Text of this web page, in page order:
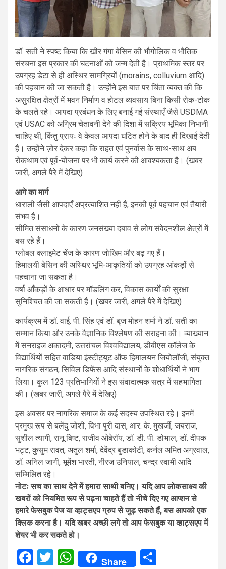
डॉ. सती ने स्पष्ट किया कि खीर गंगा बेसिन की भौगोलिक व भौतिक
संरचना इस प्रकार की घटनाओं को जन्म देती है। प्राथमिक स्तर पर
उपग्रह डेटा से ही अस्थिर सामग्रियों (morains, colluvium आदि)
की पहचान की जा सकती है। उन्होंने इस बात पर चिंता व्यक्त की कि
असुरक्षित क्षेत्रों में भवन निर्माण व होटल व्यवसाय बिना किसी रोक-टोक
के चलते रहे। आपदा प्रबंधन के लिए बनाई गई संस्थाएँ जैसे USDMA
एवं USAC को अग्रिम चेतावनी देने की दिशा में सक्रिय भूमिका निभानी
चाहिए थी, किंतु प्रायः वे केवल आपदा घटित होने के बाद ही दिखाई देती
हैं। उन्होंने ज़ोर देकर कहा कि राहत एवं पुनर्वास के साथ-साथ अब
रोकथाम एवं पूर्व-योजना पर भी कार्य करने की आवश्यकता है। (खबर
जारी, अगले पैरे में देखिए)
आगे का मार्ग
धाराली जैसी आपदाएँ अप्रत्याशित नहीं हैं, इनकी पूर्व पहचान एवं तैयारी
संभव है।
सीमित संसाधनों के कारण जनसंख्या दबाव से लोग संवेदनशील क्षेत्रों में
बस रहे हैं।
ग्लोबल क्लाइमेट चेंज के कारण जोखिम और बढ़ गए हैं।
हिमालयी बेसिन की अस्थिर भूमि-आकृतियों को उपग्रह आंकड़ों से
पहचाना जा सकता है।
वर्षा आँकड़ों के आधार पर मॉडलिंग कर, विकास कार्यों की सुरक्षा
सुनिश्चित की जा सकती है। (खबर जारी, अगले पैरे में देखिए)
कार्यक्रम में डॉ. वाई. पी. सिंह एवं डॉ. बृज मोहन शर्मा ने डॉ. सती का
सम्मान किया और उनके वैज्ञानिक विश्लेषण की सराहना की। व्याख्यान
में सनराइज अकादमी, उत्तरांचल विश्वविद्यालय, डीबीएस कॉलेज के
विद्यार्थियों सहित वाडिया इंस्टीट्यूट ऑफ हिमालयन जियोलॉजी, संयुक्त
नागरिक संगठन, सिविल डिफेंस आदि संस्थानों के शोधार्थियों ने भाग
लिया। कुल 123 प्रतिभागियों ने इस संवादात्मक सत्र में सहभागिता
की। (खबर जारी, अगले पैरे में देखिए)
इस अवसर पर नागरिक समाज के कई सदस्य उपस्थित रहे। इनमें
प्रमुख रूप से बलेंदु जोशी, विभा पुरी दास, आर. के. मुखर्जी, जयराज,
सुशील त्यागी, रानू बिष्ट, राजीव ओबेरॉय, डॉ. डी. पी. डोभाल, डॉ. दीपक
भट्ट, कुसुम रावत, अतुल शर्मा, देवेंद्र बुडाकोटी, कर्नल अमित अग्रवाल,
डॉ. अनिल जागी, भूमेंश भारती, नीरज उनियाल, चन्द्र स्वामी आदि
सम्मिलित रहे।
नोटः सच का साथ देने में हमारा साथी बनिए। यदि आप लोकसाक्ष्य की
खबरों को नियमित रूप से पढ़ना चाहते हैं तो नीचे दिए गए आप्शन से
हमारे फेसबुक पेज या व्हाट्सएप ग्रुप से जुड़ सकते हैं, बस आपको एक
क्लिक करना है। यदि खबर अच्छी लगे तो आप फेसबुक या व्हाट्सएप में
शेयर भी कर सकते हो।
Facebook
Twitter
WhatsApp
Share